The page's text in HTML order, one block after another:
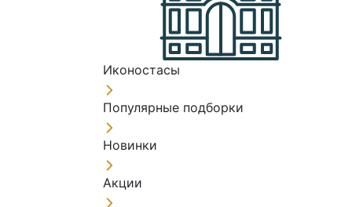
Иконостасы
Популярные подборки
Новинки
Акции